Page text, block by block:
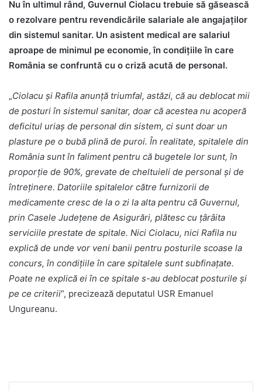
Nu în ultimul rând, Guvernul Ciolacu trebuie să găsească
o rezolvare pentru revendicările salariale ale angajaților
din sistemul sanitar. Un asistent medical are salariul
aproape de minimul pe economie, în condițiile în care
România se confruntă cu o criză acută de personal.
„Ciolacu și Rafila anunță triumfal, astăzi, că au deblocat mii
de posturi în sistemul sanitar, doar că acestea nu acoperă
deficitul uriaș de personal din sistem, ci sunt doar un
plasture pe o bubă plină de puroi. În realitate, spitalele din
România sunt în faliment pentru că bugetele lor sunt, în
proporție de 90%, grevate de cheltuieli de personal și de
întreținere. Datoriile spitalelor către furnizorii de
medicamente cresc de la o zi la alta pentru că Guvernul,
prin Casele Județene de Asigurări, plătesc cu țârâita
serviciile prestate de spitale. Nici Ciolacu, nici Rafila nu
explică de unde vor veni banii pentru posturile scoase la
concurs, în condițiile în care spitalele sunt subfinațate.
Poate ne explică ei în ce spitale s-au deblocat posturile și
pe ce criterii”, precizează deputatul USR Emanuel
Ungureanu.